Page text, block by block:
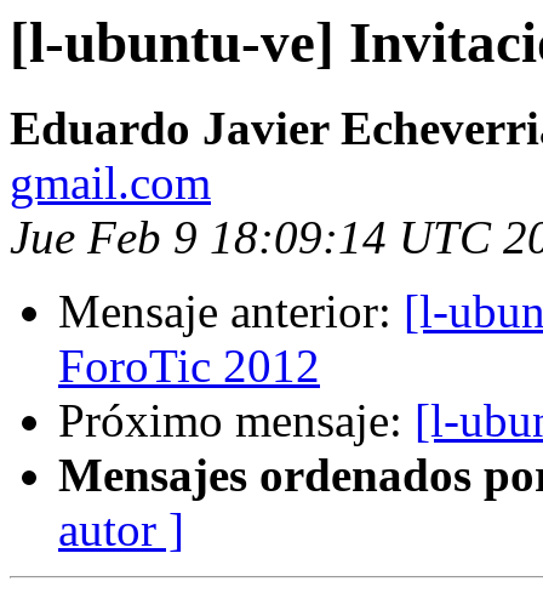
[l-ubuntu-ve]
Eduardo Javier
gmail.com
Jue Feb 9 18:09:14 UTC
Mensaje anterior: [l-
ForoTic 2012
Próximo mensaje: [l-
Mensajes ordenados
autor ]